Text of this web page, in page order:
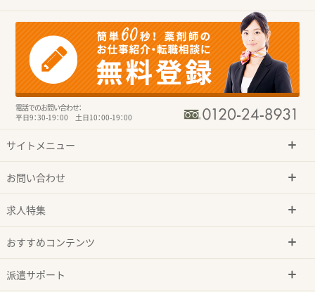
電話でのお問い合わせ：
平日9：30-19：00 土日10：00-19：00
サイトメニュー
お問い合わせ
求人特集
おすすめコンテンツ
派遣サポート